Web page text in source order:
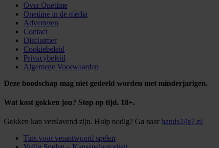
Over Onetime
Onetime in de media
Adverteren
Contact
Disclaimer
Cookiebeleid
Privacybeleid
Algemene Voorwaarden
Deze boodschap mag niet gedeeld worden met minderjarigen.
Wat kost gokken jou? Stop op tijd. 18+.
Gokken kan verslavend zijn. Hulp nodig? Ga naar hands24x7.nl
Tips voor verantwoord spelen